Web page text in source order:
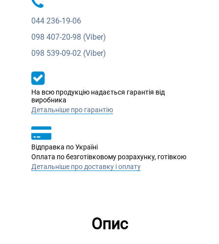
044 236-19-06
098 407-20-98 (Viber)
098 539-09-02 (Viber)
На всю продукцію надається гарантія від
виробника
Детальніше про гарантію
Відправка по Україні
Оплата по безготівковому розрахунку, готівкою
Детальніше про доставку і оплату
Опис